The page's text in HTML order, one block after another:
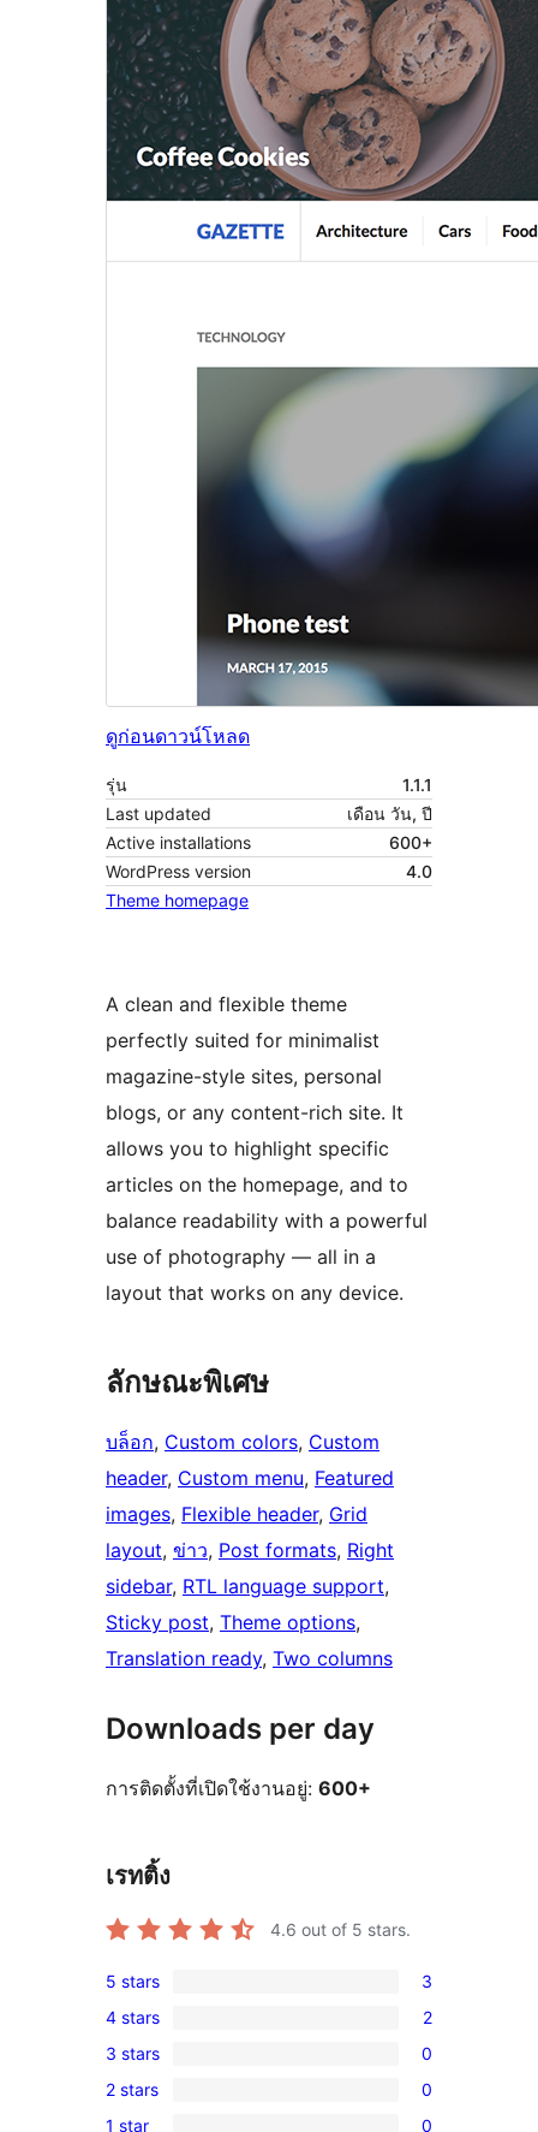
ดูก่อนดาวน์โหลด
รุ่น
1.1.1
Last updated
เดือน วัน, ปี
Active installations
600+
WordPress version
4.0
Theme homepage
A clean and flexible theme
perfectly suited for minimalist
magazine-style sites, personal
blogs, or any content-rich site. It
allows you to highlight specific
articles on the homepage, and to
balance readability with a powerful
use of photography — all in a
layout that works on any device.
ลักษณะพิเศษ
บล็อก, Custom colors, Custom
header, Custom menu, Featured
images, Flexible header, Grid
layout, ข่าว, Post formats, Right
sidebar, RTL language support
Sticky post, Theme options
Translation ready, Two columns
Downloads per day
การติดตั้งที่เปิดใช้งานอยู่: 600+
เรทติ้ง
4.6 out of 5 stars.
3
5-
star
reviews
5 stars 3
2
4-
star
reviews
4 stars 2
0
3-
3 stars 0
0
2 stars 0
1 star 0